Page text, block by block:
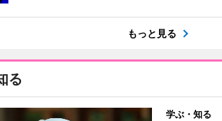
もっと見る
る
学ぶ・知る